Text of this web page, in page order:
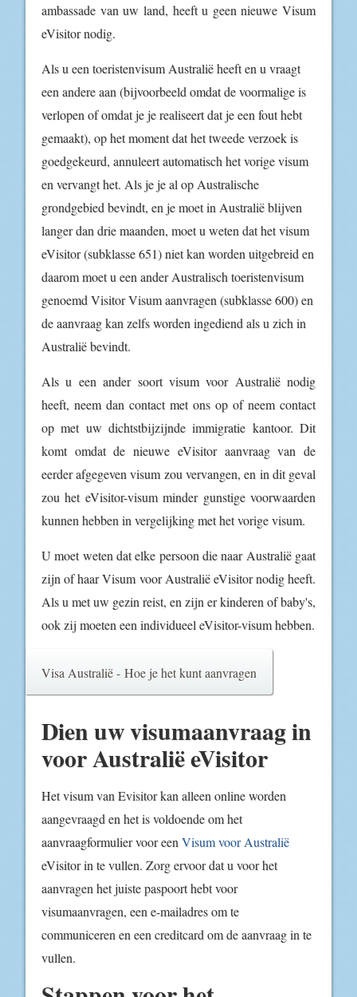
ambassade van uw land, heeft u geen nieuwe Visum
eVisitor nodig.
Als u een toeristenvisum Australië heeft en u vraagt
een andere aan (bijvoorbeeld omdat de voormalige is
verlopen of omdat je je realiseert dat je een fout hebt
gemaakt), op het moment dat het tweede verzoek is
goedgekeurd, annuleert automatisch het vorige visum
en vervangt het. Als je je al op Australische
grondgebied bevindt, en je moet in Australië blijven
langer dan drie maanden, moet u weten dat het visum
eVisitor (subklasse 651) niet kan worden uitgebreid en
daarom moet u een ander Australisch toeristenvisum
genoemd Visitor Visum aanvragen (subklasse 600) en
de aanvraag kan zelfs worden ingediend als u zich in
Australië bevindt.
Als u een ander soort visum voor Australië nodig
heeft, neem dan contact met ons op of neem contact
op met uw dichtstbijzijnde immigratie kantoor. Dit
komt omdat de nieuwe eVisitor aanvraag van de
eerder afgegeven visum zou vervangen, en in dit geval
zou het eVisitor-visum minder gunstige voorwaarden
kunnen hebben in vergelijking met het vorige visum.
U moet weten dat elke persoon die naar Australië gaat
zijn of haar Visum voor Australië eVisitor nodig heeft.
Als u met uw gezin reist, en zijn er kinderen of baby's,
ook zij moeten een individueel eVisitor-visum hebben.
Visa Australië - Hoe je het kunt aanvragen
Dien uw visumaanvraag in
voor Australië eVisitor
Het visum van Evisitor kan alleen online worden
aangevraagd en het is voldoende om het
aanvraagformulier voor een Visum voor Australië
eVisitor in te vullen. Zorg ervoor dat u voor het
aanvragen het juiste paspoort hebt voor
visumaanvragen, een e-mailadres om te
communiceren en een creditcard om de aanvraag in te
vullen.